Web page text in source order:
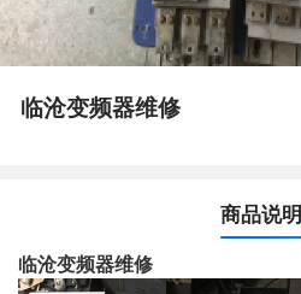
临沧变频器维修
商品说明
临沧变频器维修